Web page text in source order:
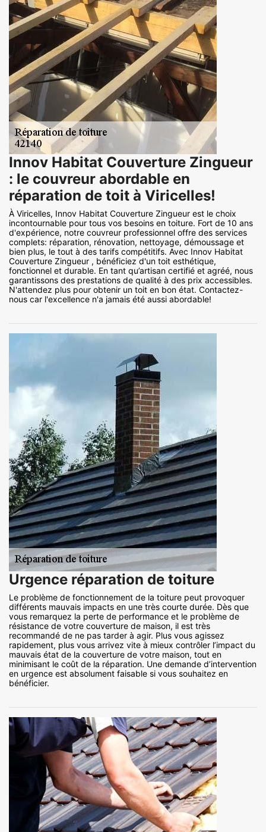
Innov Habitat Couverture Zingueur
: le couvreur abordable en
réparation de toit à Viricelles!
À Viricelles, Innov Habitat Couverture Zingueur est le choix
incontournable pour tous vos besoins en toiture. Fort de 10 ans
d'expérience, notre couvreur professionnel offre des services
complets: réparation, rénovation, nettoyage, démoussage et
bien plus, le tout à des tarifs compétitifs. Avec Innov Habitat
Couverture Zingueur , bénéficiez d'un toit esthétique,
fonctionnel et durable. En tant qu’artisan certifié et agréé, nous
garantissons des prestations de qualité à des prix accessibles.
N'attendez plus pour obtenir un toit en bon état. Contactez-
nous car l'excellence n'a jamais été aussi abordable!
Urgence réparation de toiture
Le problème de fonctionnement de la toiture peut provoquer
différents mauvais impacts en une très courte durée. Dès que
vous remarquez la perte de performance et le problème de
résistance de votre couverture de maison, il est très
recommandé de ne pas tarder à agir. Plus vous agissez
rapidement, plus vous arrivez vite à mieux contrôler l’impact du
mauvais état de la couverture de votre maison, tout en
minimisant le coût de la réparation. Une demande d’intervention
en urgence est absolument faisable si vous souhaitez en
bénéficier.